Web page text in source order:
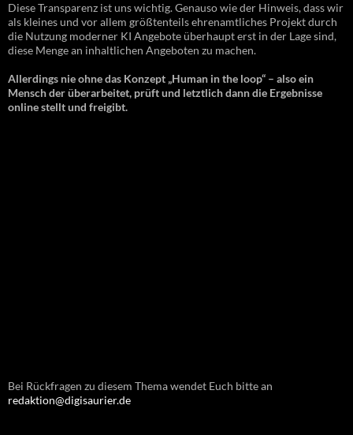
Diese Transparenz ist uns wichtig. Genauso wie der Hinweis, dass wir
als kleines und vor allem größtenteils ehrenamtliches Projekt durch
die Nutzung moderner KI Angebote überhaupt erst in der Lage sind,
diese Menge an inhaltlichen Angeboten zu machen.
Allerdings nie ohne das Konzept „Human in the loop“ – also ein
Mensch der überarbeitet, prüft und letztlich dann die Ergebnisse
online stellt und freigibt.
Bei Rückfragen zu diesem Thema wendet Euch bitte an
redaktion@digisaurier.de